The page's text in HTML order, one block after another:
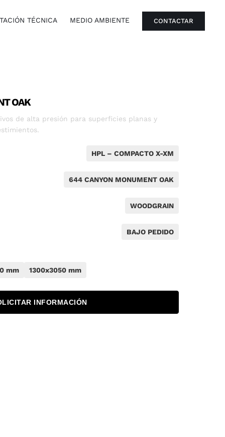
TÉCNICA MEDIO AMBIENTE CONTACTAR
OAK
de alta presión para superficies planas y
HPL – COMPACTO X-XM
644 CANYON MONUMENT OAK
WOODGRAIN
BAJO PEDIDO
mm 1300x3050 mm
INFORMACIÓN